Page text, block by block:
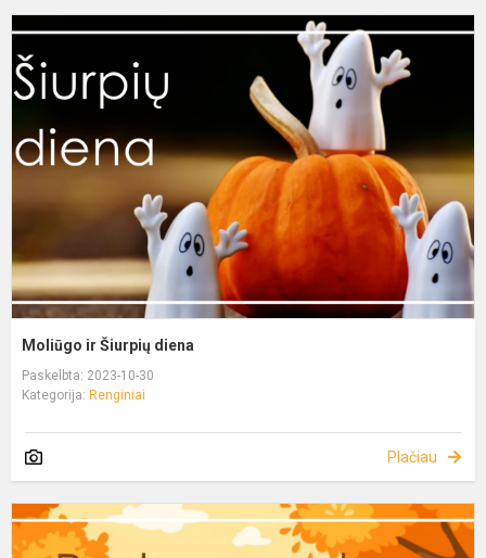
Moliūgo ir Šiurpių diena
Paskelbta: 2023-10-30
Kategorija: Renginiai
Plačiau